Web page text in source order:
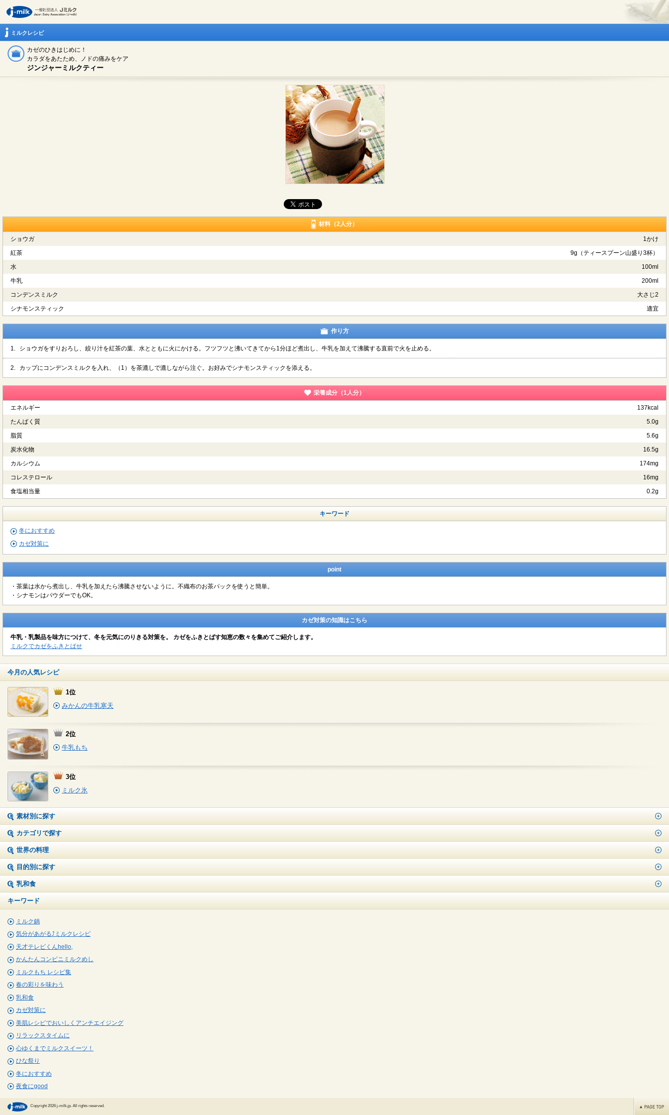
ミルクレシピ
カゼのひきはじめに！
カラダをあたため、ノドの痛みをケア
ジンジャーミルクティー
材料（2人分）
ショウガ
1かけ
紅茶
9g（ティースプーン山盛り3杯）
水
100ml
牛乳
200ml
コンデンスミルク
大さじ2
シナモンスティック
適宜
作り方
1. ショウガをすりおろし、絞り汁を紅茶の葉、水とともに火にかける。フツフツと沸いてきてから1分ほど煮出し、牛乳を加えて沸騰する直前で火を止める。
2. カップにコンデンスミルクを入れ、（1）を茶漉しで漉しながら注ぐ。お好みでシナモンスティックを添える。
栄養成分（1人分）
エネルギー
137kcal
たんぱく質
5.0g
脂質
5.6g
炭水化物
16.5g
カルシウム
174mg
コレステロール
16mg
食塩相当量
0.2g
キーワード
冬におすすめ
カゼ対策に
point
・茶葉は水から煮出し、牛乳を加えたら沸騰させないように。不織布のお茶パックを使うと簡単。
・シナモンはパウダーでもOK。
カゼ対策の知識はこちら
牛乳・乳製品を味方につけて、冬を元気にのりきる対策を。 カゼをふきとばす知恵の数々を集めてご紹介します。
ミルクでカゼをふきとばせ
今月の人気レシピ
1位
みかんの牛乳寒天
2位
牛乳もち
3位
ミルク氷
素材別に探す
カテゴリで探す
世界の料理
目的別に探す
乳和食
キーワード
ミルク鍋
気分があがる⤴ミルクレシピ
天才テレビくんhello,
かんたんコンビニミルクめし
ミルクもち レシピ集
春の彩りを味わう
乳和食
カゼ対策に
美肌レシピでおいしくアンチエイジング
リラックスタイムに
心ゆくまでミルクスイーツ！
ひな祭り
冬におすすめ
夜食にgood
Copyright 2026 j-milk.jp. All rights reserved.